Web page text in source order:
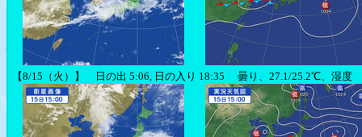
【8/15（火）】 日の出 5:06, 日の入り 18:35 曇り、27.1/25.2℃、湿度